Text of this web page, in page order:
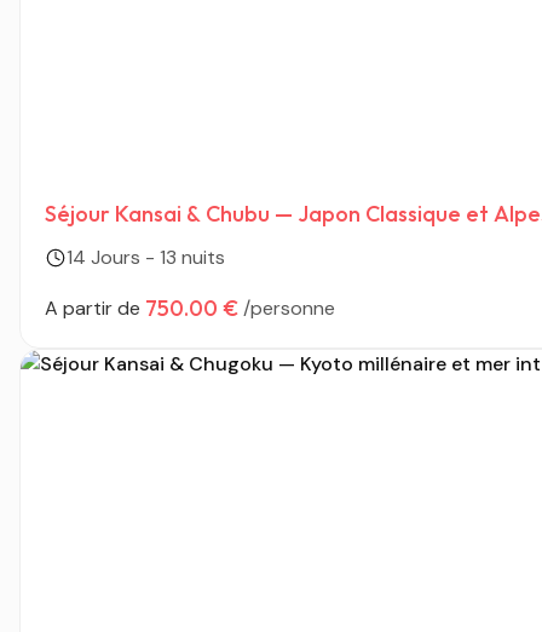
Séjour Kansai & Chubu — Japon Classique et
14 Jours - 13 nuits
A partir de 750.00 € /personne